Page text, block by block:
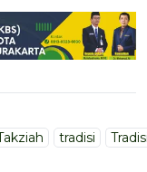
tradisi